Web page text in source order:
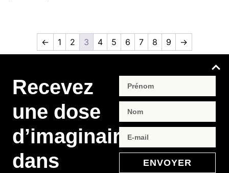
← 1 2 3 4 5 6 7 8 9 →
Recevez
une dose
d’imaginaire
dans
ENVOYER